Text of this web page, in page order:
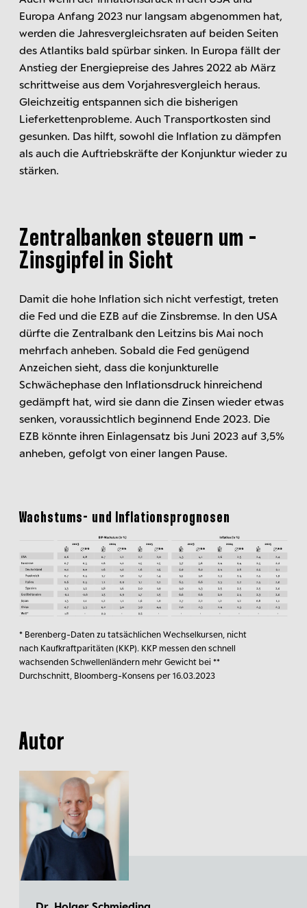
Europa Anfang 2023 nur langsam abgenommen hat,
werden die Jahresvergleichsraten auf beiden Seiten
des Atlantiks bald spürbar sinken. In Europa fällt der
Anstieg der Energiepreise des Jahres 2022 ab März
schrittweise aus dem Vorjahresvergleich heraus.
Gleichzeitig entspannen sich die bisherigen
Lieferkettenprobleme. Auch Transportkosten sind
gesunken. Das hilft, sowohl die Inflation zu dämpfen
als auch die Auftriebskräfte der Konjunktur wieder zu
stärken.
Zentralbanken steuern um -
Zinsgipfel in Sicht
Damit die hohe Inflation sich nicht verfestigt, treten
die Fed und die EZB auf die Zinsbremse. In den USA
dürfte die Zentralbank den Leitzins bis Mai noch
mehrfach anheben. Sobald die Fed genügend
Anzeichen sieht, dass die konjunkturelle
Schwächephase den Inflationsdruck hinreichend
gedämpft hat, wird sie dann die Zinsen wieder etwas
senken, voraussichtlich beginnend Ende 2023. Die
EZB könnte ihren Einlagensatz bis Juni 2023 auf 3,5%
anheben, gefolgt von einer langen Pause.
Wachstums- und Inflationsprognosen
* Berenberg-Daten zu tatsächlichen Wechselkursen, nicht
nach Kaufkraftparitäten (KKP). KKP messen den schnell
wachsenden Schwellenländern mehr Gewicht bei **
Durchschnitt, Bloomberg-Konsens per 16.03.2023
Autor